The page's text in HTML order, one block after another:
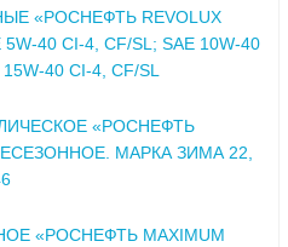
«РОСНЕФТЬ REVOLUX
40 CI-4, CF/SL; SAE 10W-40
40 CI-4, CF/SL
«РОСНЕФТЬ
МАРКА ЗИМА 22,
«РОСНЕФТЬ MAXIMUM